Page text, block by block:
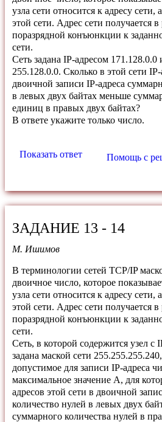
узла сети относится к адресу сети,
этой сети. Адрес сети получается
поразрядной конъюнкции к
сети.
Сеть задана IP-адресом 171.128.0.0
255.128.0.0. Сколько в этой сети
двоичной записи IP-адреса
в левых двух байтах меньше
единиц в правых двух байтах?
В ответе укажите только число.
Показать ответ Помощь с
ЗАДАНИЕ 13 - 14
М. Ишимов
В терминологии сетей TCP/IP
двоичное число, которое
узла сети относится к адресу сети,
этой сети. Адрес сети получается
поразрядной конъюнкции к
сети.
Сеть, в которой содержится узел с
задана маской сети
допустимое для записи IP-адреса
максимальное значение A, для
адресов этой сети в двоичной
количество нулей в левых двух
суммарного количества нулей в